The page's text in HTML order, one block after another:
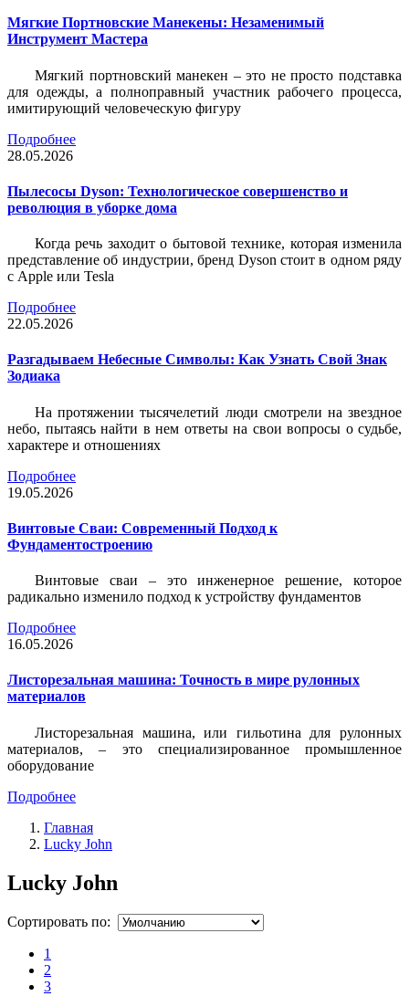
Мягкие Портновские Манекены: Незаменимый
Инструмент Мастера
Мягкий портновский манекен – это не просто подставка
для одежды, а полноправный участник рабочего процесса,
имитирующий человеческую фигуру
Подробнее
28.05.2026
Пылесосы Dyson: Технологическое совершенство и
революция в уборке дома
Когда речь заходит о бытовой технике, которая изменила
представление об индустрии, бренд Dyson стоит в одном ряду
с Apple или Tesla
Подробнее
22.05.2026
Разгадываем Небесные Символы: Как Узнать Свой Знак
Зодиака
На протяжении тысячелетий люди смотрели на звездное
небо, пытаясь найти в нем ответы на свои вопросы о судьбе,
характере и отношениях
Подробнее
19.05.2026
Винтовые Сваи: Современный Подход к
Фундаментостроению
Винтовые сваи – это инженерное решение, которое
радикально изменило подход к устройству фундаментов
Подробнее
16.05.2026
Листорезальная машина: Точность в мире рулонных
материалов
Листорезальная машина, или гильотина для рулонных
материалов, – это специализированное промышленное
оборудование
Подробнее
Главная
Lucky John
Lucky John
Сортировать по:
1
2
3